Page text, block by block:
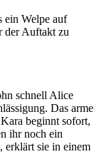
ein Welpe auf
der Auftakt zu
schnell Alice
Das arme
beginnt sofort,
ihr noch ein
erklärt sie in einem